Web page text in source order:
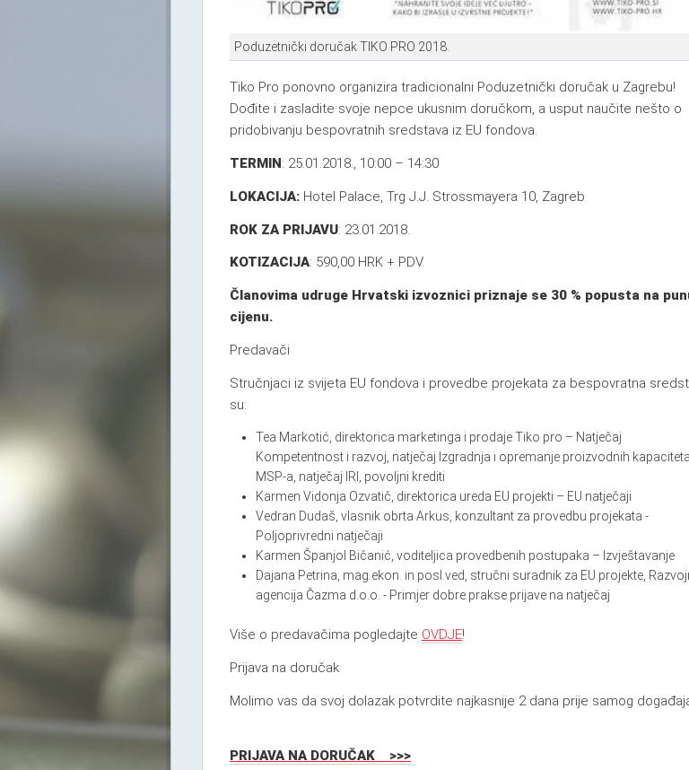
Poduzetnički doručak TIKO PRO 2018.
Tiko Pro ponovno organizira tradicionalni Poduzetnički doručak u Zagrebu!
Dođite i zasladite svoje nepce ukusnim doručkom, a usput naučite nešto o
pridobivanju bespovratnih sredstava iz EU fondova.
TERMIN: 25.01.2018., 10:00 – 14:30
LOKACIJA: Hotel Palace, Trg J.J. Strossmayera 10, Zagreb
ROK ZA PRIJAVU: 23.01.2018.
KOTIZACIJA: 590,00 HRK + PDV.
Članovima udruge Hrvatski izvoznici priznaje se 30 % popusta na
cijenu.
Predavači
Stručnjaci iz svijeta EU fondova i provedbe projekata za bespovratna
su:
Tea Markotić, direktorica marketinga i prodaje Tiko pro – Natječaj
Kompetentnost i razvoj, natječaj Izgradnja i opremanje proizvodnih kapaciteta
MSP-a, natječaj IRI, povoljni krediti
Karmen Vidonja Ozvatič, direktorica ureda EU projekti – EU natječaji
Vedran Dudaš, vlasnik obrta Arkus, konzultant za provedbu projekata -
Poljoprivredni natječaji
Karmen Španjol Bičanić, voditeljica provedbenih postupaka – Izvještavanje
Dajana Petrina, mag.ekon. in posl.ved, stručni suradnik za EU projekte,
agencija Čazma d.o.o. - Primjer dobre prakse prijave na natječaj
Više o predavačima pogledajte OVDJE!
Prijava na doručak
Molimo vas da svoj dolazak potvrdite najkasnije 2 dana prije samog
PRIJAVA NA DORUČAK >>>